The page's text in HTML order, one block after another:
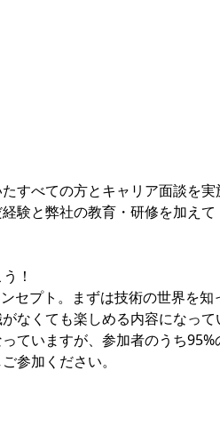
すべての方とキャリア面談を実
験と弊社の教育・研修を加え
！
セプト。まずは技術の世界を
なくても楽しめる内容になっ
いますが、参加者のうち95%
参加ください。